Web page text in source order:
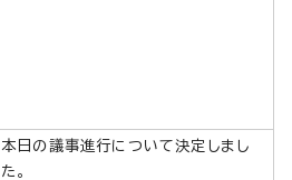
本日の議事進行について決定しまし
た。